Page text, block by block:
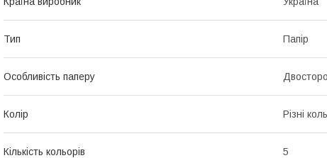
Тип Папір
Особливість паперу
Колір Різні
Кількість кольорів 5